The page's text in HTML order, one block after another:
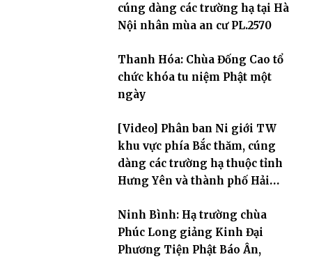
cúng dàng các trường hạ tại Hà
Nội nhân mùa an cư PL.2570
Thanh Hóa: Chùa Đống Cao tổ
chức khóa tu niệm Phật một
ngày
[Video] Phân ban Ni giới TW
khu vực phía Bắc thăm, cúng
dàng các trường hạ thuộc tỉnh
Hưng Yên và thành phố Hải
Ninh Bình: Hạ trường chùa
Phúc Long giảng Kinh Đại
Phương Tiện Phật Báo Ân,